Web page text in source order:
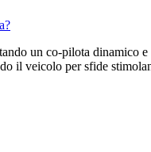
un co-pilota dinamico
il veicolo per sfide